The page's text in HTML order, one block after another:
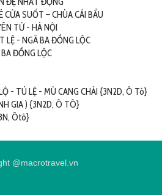
SUỐT – CHÙA CÁI BẦU
TỬ - HÀ NỘI
LỆ - NGÃ BA ĐỒNG LỘC
ĐỒNG LỘC
- TÚ LỆ - MÙ CANG CHẢI {3N2D, Ô Tô}
GIA ) {3N2D, Ô TÔ}
Ôtô}
@macrotravel.vn